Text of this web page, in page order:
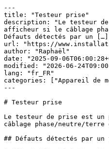
---
title: "Testeur prise"
description: "Le testeur de
afficheur si le câblage
Défauts détectés par un
url: "https://
author: "Raphaël"
date: "2025-09-
modified: "2026-06-
lang: "fr_FR"
categories: ["Appareil de
---
# Testeur prise
Le testeur de prise est un
câblage phase/neutre/
## Défauts détectés par